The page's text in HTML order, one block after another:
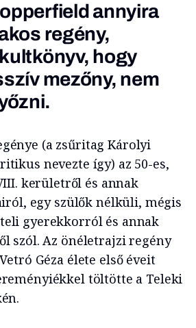
annyira
regény,
hogy
mezőny, nem
(a zsűritag Károlyi
nevezte így) az 50-es,
kerületről és annak
egy szülők nélküli, mégis
gyerekkorról és annak
szól. Az önéletrajzi regény
Géza élete első éveit
töltötte a Teleki